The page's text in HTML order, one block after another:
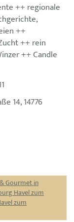
++ regionale
++
++ rein
++ Candle
14, 14776
Gourmet in
Havel zum
zum